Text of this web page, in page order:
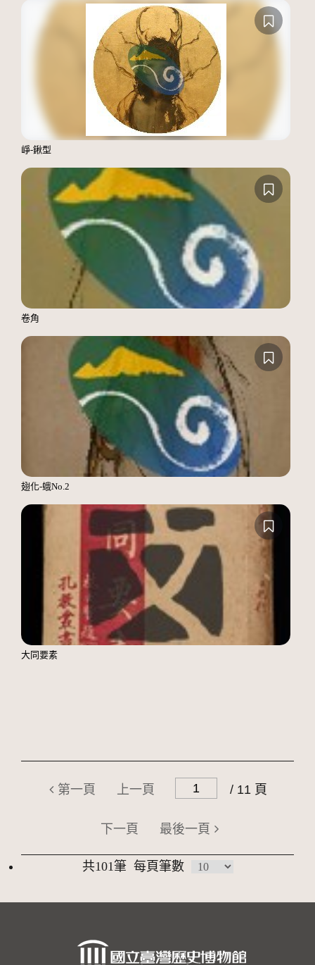
崢-鍬型
卷角
翅化-蛾No.2
大同要素
第一頁 上一頁 / 11 頁
下一頁 最後一頁
共101筆 每頁筆數